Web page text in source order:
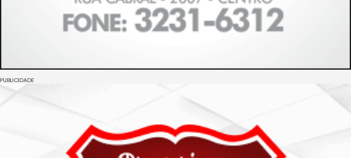
PUBLICIDADE